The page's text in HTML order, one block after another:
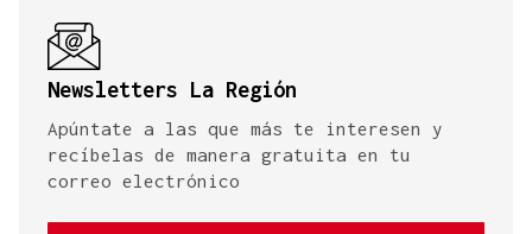
Newsletters La Región
Apúntate a las que más te interesen y
recíbelas de manera gratuita en tu
correo electrónico